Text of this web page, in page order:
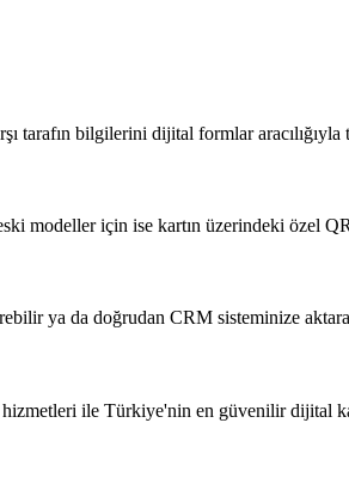
bilgilerini dijital formlar
modeller için ise kartın üzerindeki özel
ya da doğrudan CRM sisteminize
ile Türkiye'nin en güvenilir dijital